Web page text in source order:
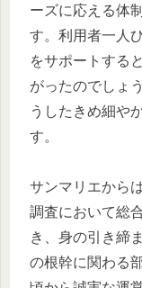
ーズに応える体
す。利用者一人
をサポートする
がったのでしょ
うしたきめ細や
す。
サンマリエから
調査において総
き、身の引き締
の根幹に関わる